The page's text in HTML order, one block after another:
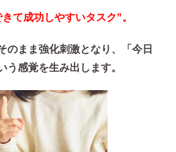
て成功しやすいタスク”。
のまま強化刺激となり、
「今日
う感覚を生み出します。